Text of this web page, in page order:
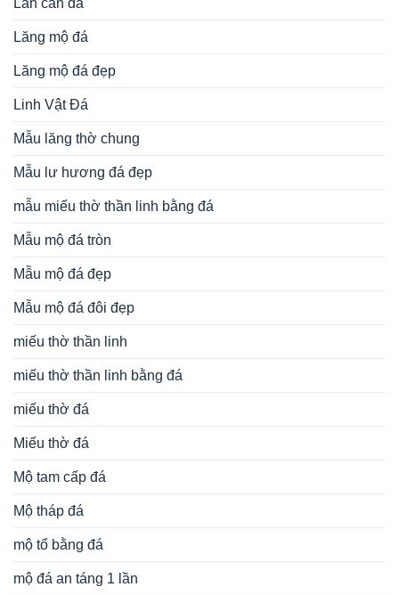
Lan can đá
Lăng mộ đá
Lăng mộ đá đẹp
Linh Vật Đá
Mẫu lăng thờ chung
Mẫu lư hương đá đẹp
mẫu miếu thờ thần linh bằng đá
Mẫu mộ đá tròn
Mẫu mộ đá đẹp
Mẫu mộ đá đôi đẹp
miếu thờ thần linh
miếu thờ thần linh bằng đá
miếu thờ đá
Miếu thờ đá
Mộ tam cấp đá
Mộ tháp đá
mộ tổ bằng đá
mộ đá an táng 1 lần